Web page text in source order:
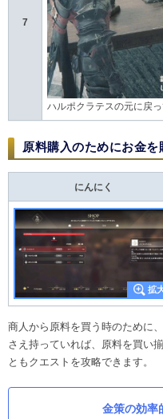
7
ハルポクラテスの元に戻
原料購入のためにお金
にんにく
商人から原料を買う時のために
さえ持っていれば、原料を買い
ともクエストを攻略できます。
金策の効率